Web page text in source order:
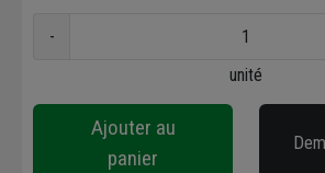
-
unité
Ajouter au
panier